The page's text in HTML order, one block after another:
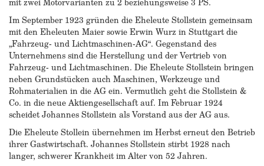
Im September 1923 gründen die Eheleute Stollstein gemeinsam
mit den Eheleuten Maier sowie Erwin Wurz in Stuttgart die
„Fahrzeug- und Lichtmaschinen-AG“. Gegenstand des
Unternehmens sind die Herstellung und der Vertrieb von
Fahrzeug- und Lichtmaschinen. Die Eheleute Stollstein bringen
neben Grundstücken auch Maschinen, Werkzeuge und
Rohmaterialien in die AG ein. Vermutlich geht die Stollstein &
Co. in die neue Aktiengesellschaft auf. Im Februar 1924
scheidet Johannes Stollstein als Vorstand aus der AG aus.
Die Eheleute Stollein übernehmen im Herbst erneut den Betrieb
ihrer Gastwirtschaft. Johannes Stollstein stirbt 1928 nach
langer, schwerer Krankheit im Alter von 52 Jahren.